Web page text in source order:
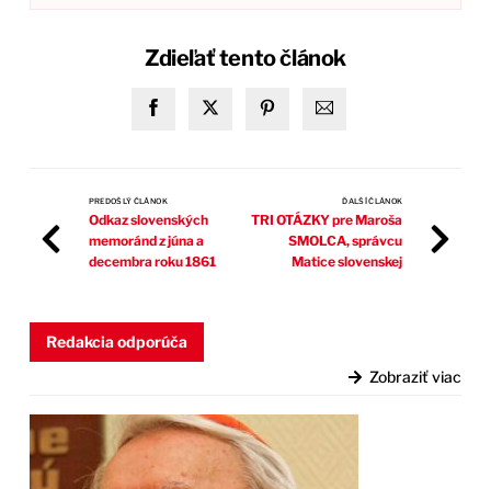
Zdieľať tento článok
PREDOŠLÝ ČLÁNOK
Odkaz slovenských
memoránd z júna a
decembra roku 1861
ĎALŠÍ ČLÁNOK
TRI OTÁZKY pre Maroša
SMOLCA, správcu
Matice slovenskej
Redakcia odporúča
Zobraziť viac